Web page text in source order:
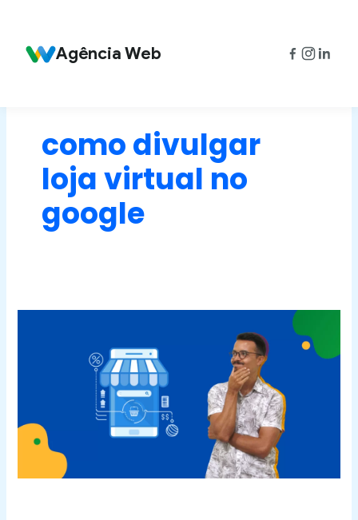
conteúdo Agência Web
como divulgar
loja virtual no
google
divulgar
Grátis?